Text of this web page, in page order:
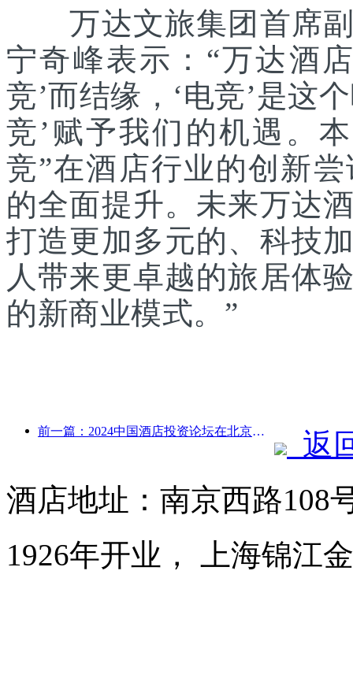
万达文旅集团首席副
宁奇峰表示：“万达酒
竞’而结缘，‘电竞’是这
竞’赋予我们的机遇。
竞”在酒店行业的创新
的全面提升。未来万达
打造更加多元的、科技
人带来更卓越的旅居体
的新商业模式。”
前一篇：2024中国酒店投资论坛在北京成功举办
返
酒店地址：南京西路108
1926年开业， 上海锦